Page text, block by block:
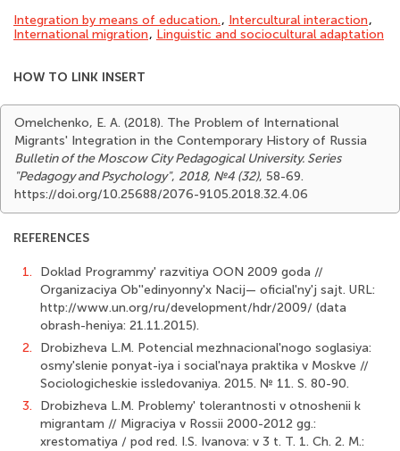
Integration by means of education., Intercultural interaction,
International migration, Linguistic and sociocultural adaptation
HOW TO LINK INSERT
Omelchenko, E. A. (2018). The Problem of International
Migrants' Integration in the Contemporary History of Russia
Bulletin of the Moscow City Pedagogical University. Series
"Pedagogy and Psychology", 2018, №4 (32), 58-69.
https://doi.org/10.25688/2076-9105.2018.32.4.06
REFERENCES
1.
Doklad Programmy' razvitiya OON 2009 goda //
Organizaciya Ob''edinyonny'x Nacij— oficial'ny'j sajt. URL:
http://www.un.org/ru/development/hdr/2009/ (data
obrash-heniya: 21.11.2015).
2.
Drobizheva L.M. Potencial mezhnacional'nogo soglasiya:
osmy'slenie ponyat-iya i social'naya praktika v Moskve //
Sociologicheskie issledovaniya. 2015. № 11. S. 80-90.
3.
Drobizheva L.M. Problemy' tolerantnosti v otnoshenii k
migrantam // Migraciya v Rossii 2000-2012 gg.:
xrestomatiya / pod red. I.S. Ivanova: v 3 t. T. 1. Ch. 2. M.: